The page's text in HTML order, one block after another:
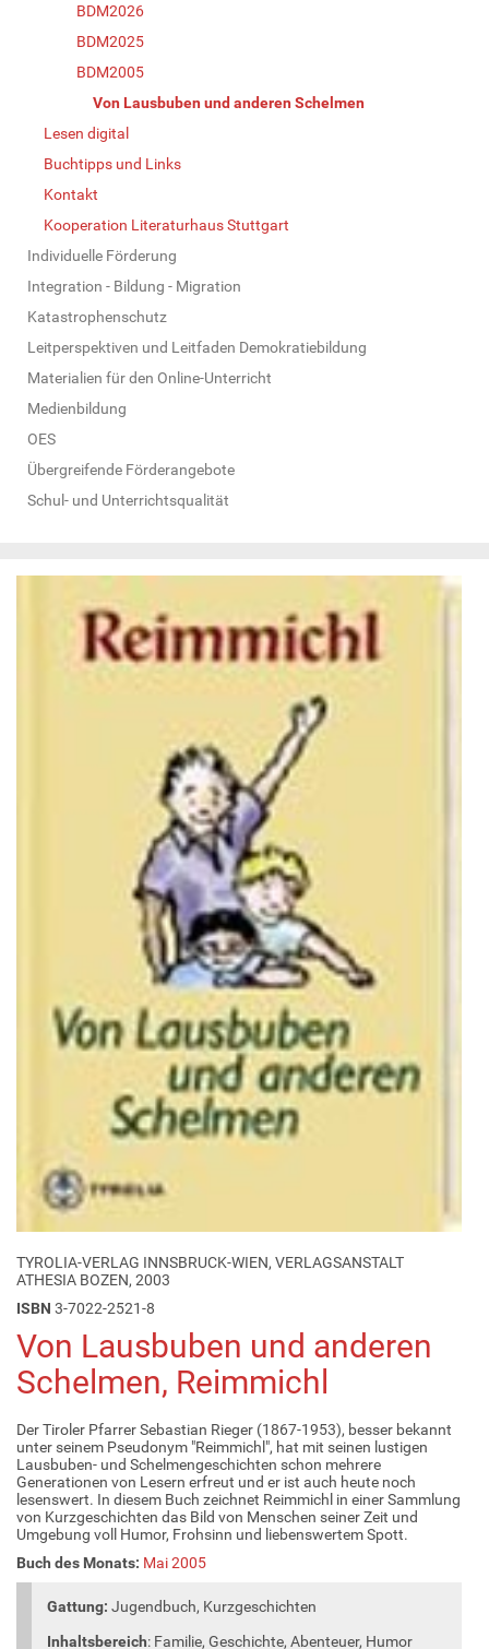
BDM2026
BDM2025
BDM2005
Von Lausbuben und anderen Schelmen
Lesen digital
Buchtipps und Links
Kontakt
Kooperation Literaturhaus Stuttgart
Individuelle Förderung
Integration - Bildung - Migration
Katastrophenschutz
Leitperspektiven und Leitfaden Demokratiebildung
Materialien für den Online-Unterricht
Medienbildung
OES
Übergreifende Förderangebote
Schul- und Unterrichtsqualität
TYROLIA-VERLAG INNSBRUCK-WIEN, VERLAGSANSTALT
ATHESIA BOZEN, 2003
ISBN 3-7022-2521-8
Von Lausbuben und anderen
Schelmen, Reimmichl
Der Tiroler Pfarrer Sebastian Rieger (1867-1953), besser bekannt
unter seinem Pseudonym "Reimmichl", hat mit seinen lustigen
Lausbuben- und Schelmengeschichten schon mehrere
Generationen von Lesern erfreut und er ist auch heute noch
lesenswert. In diesem Buch zeichnet Reimmichl in einer Sammlung
von Kurzgeschichten das Bild von Menschen seiner Zeit und
Umgebung voll Humor, Frohsinn und liebenswertem Spott.
Buch des Monats: Mai 2005
Gattung: Jugendbuch, Kurzgeschichten
Inhaltsbereich: Familie, Geschichte, Abenteuer, Humor